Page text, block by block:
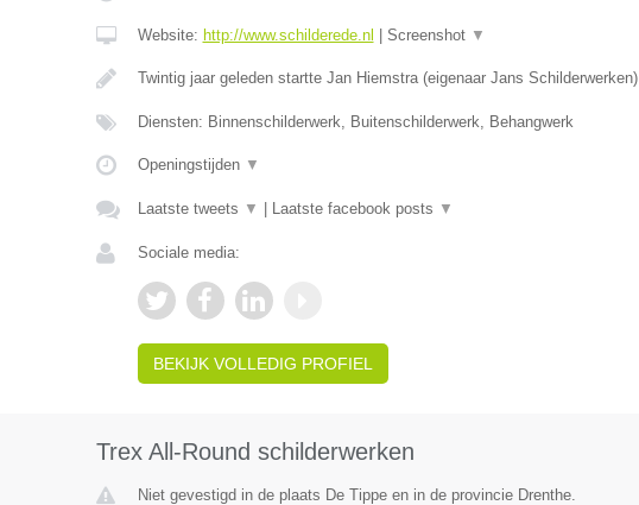
Website: http://www.schilderede.nl Screenshot ▼
Twintig jaar geleden startte Jan Hiemstra (eigenaar Jans Schilderwerken)
Diensten: Binnenschilderwerk, Buitenschilderwerk, Behangwerk
Openingstijden ▼
Laatste tweets ▼ Laatste facebook posts ▼
Sociale media:
BEKIJK VOLLEDIG PROFIEL
Trex All-Round schilderwerken
Niet gevestigd in de plaats De Tippe en in de provincie Drenthe.